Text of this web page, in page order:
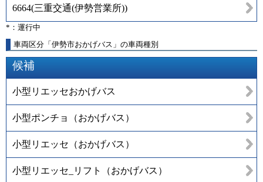
6664(三重交通(伊勢営業所))
*：運行中
車両区分「伊勢市おかげバス」の車両種別
候補
小型リエッセおかげバス
小型ポンチョ（おかげバス）
小型リエッセ（おかげバス）
小型リエッセ_リフト（おかげバス）